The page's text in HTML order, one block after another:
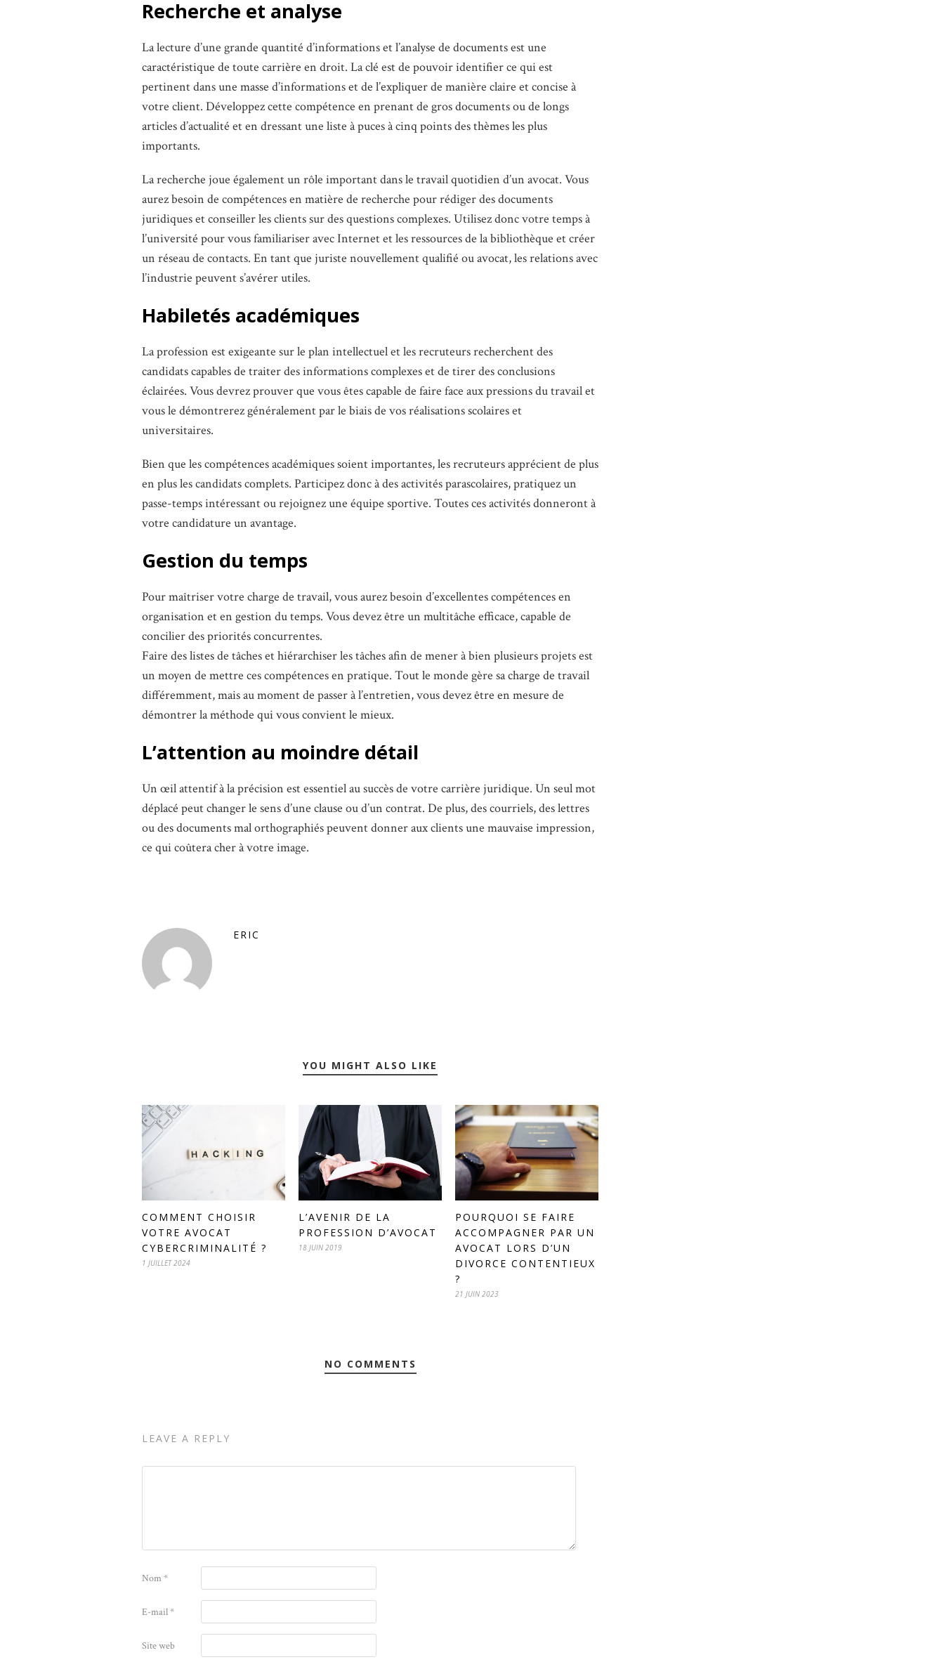
Recherche et analyse
La lecture d’une grande quantité d’informations et l’analyse de documents est une
caractéristique de toute carrière en droit. La clé est de pouvoir identifier ce qui est
pertinent dans une masse d’informations et de l’expliquer de manière claire et concise à
votre client. Développez cette compétence en prenant de gros documents ou de longs
articles d’actualité et en dressant une liste à puces à cinq points des thèmes les plus
importants.
La recherche joue également un rôle important dans le travail quotidien d’un avocat. Vous
aurez besoin de compétences en matière de recherche pour rédiger des documents
juridiques et conseiller les clients sur des questions complexes. Utilisez donc votre temps à
l’université pour vous familiariser avec Internet et les ressources de la bibliothèque et créer
un réseau de contacts. En tant que juriste nouvellement qualifié ou avocat, les relations avec
l’industrie peuvent s’avérer utiles.
Habiletés académiques
La profession est exigeante sur le plan intellectuel et les recruteurs recherchent des
candidats capables de traiter des informations complexes et de tirer des conclusions
éclairées. Vous devrez prouver que vous êtes capable de faire face aux pressions du travail et
vous le démontrerez généralement par le biais de vos réalisations scolaires et
universitaires.
Bien que les compétences académiques soient importantes, les recruteurs apprécient de plus
en plus les candidats complets. Participez donc à des activités parascolaires, pratiquez un
passe-temps intéressant ou rejoignez une équipe sportive. Toutes ces activités donneront à
votre candidature un avantage.
Gestion du temps
Pour maîtriser votre charge de travail, vous aurez besoin d’excellentes compétences en
organisation et en gestion du temps. Vous devez être un multitâche efficace, capable de
concilier des priorités concurrentes.
Faire des listes de tâches et hiérarchiser les tâches afin de mener à bien plusieurs projets est
un moyen de mettre ces compétences en pratique. Tout le monde gère sa charge de travail
différemment, mais au moment de passer à l’entretien, vous devez être en mesure de
démontrer la méthode qui vous convient le mieux.
L’attention au moindre détail
Un œil attentif à la précision est essentiel au succès de votre carrière juridique. Un seul mot
déplacé peut changer le sens d’une clause ou d’un contrat. De plus, des courriels, des lettres
ou des documents mal orthographiés peuvent donner aux clients une mauvaise impression,
ce qui coûtera cher à votre image.
ERIC
YOU MIGHT ALSO LIKE
COMMENT CHOISIR
VOTRE AVOCAT
CYBERCRIMINALITÉ ?
1 JUILLET 2024
L’AVENIR DE LA
PROFESSION D’AVOCAT
18 JUIN 2019
POURQUOI SE FAIRE
ACCOMPAGNER PAR UN
AVOCAT LORS D’UN
DIVORCE CONTENTIEUX
?
21 JUIN 2023
NO COMMENTS
LEAVE A REPLY
Nom*
E-mail*
Site web